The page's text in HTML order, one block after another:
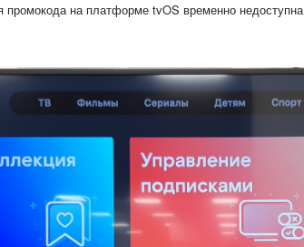
промокода на платформе tvOS временно